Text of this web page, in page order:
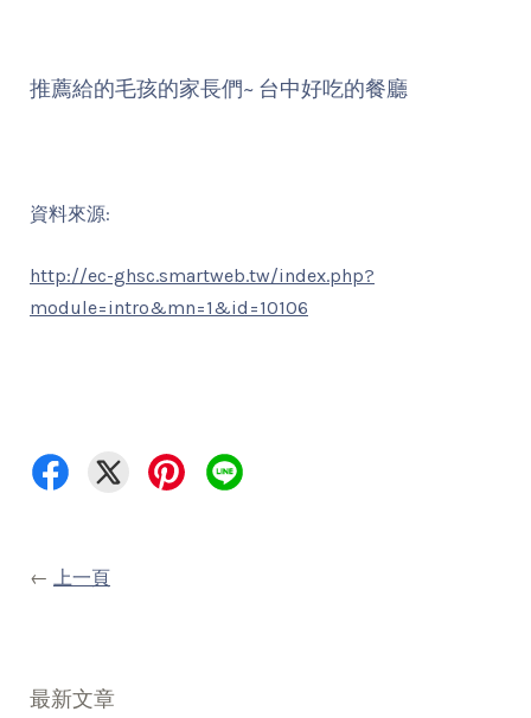
推薦給的毛孩的家長們~ 台中好吃的餐廳
資料來源:
http://ec-ghsc.smartweb.tw/index.php?
module=intro&mn=1&id=10106
← 上一頁
最新文章